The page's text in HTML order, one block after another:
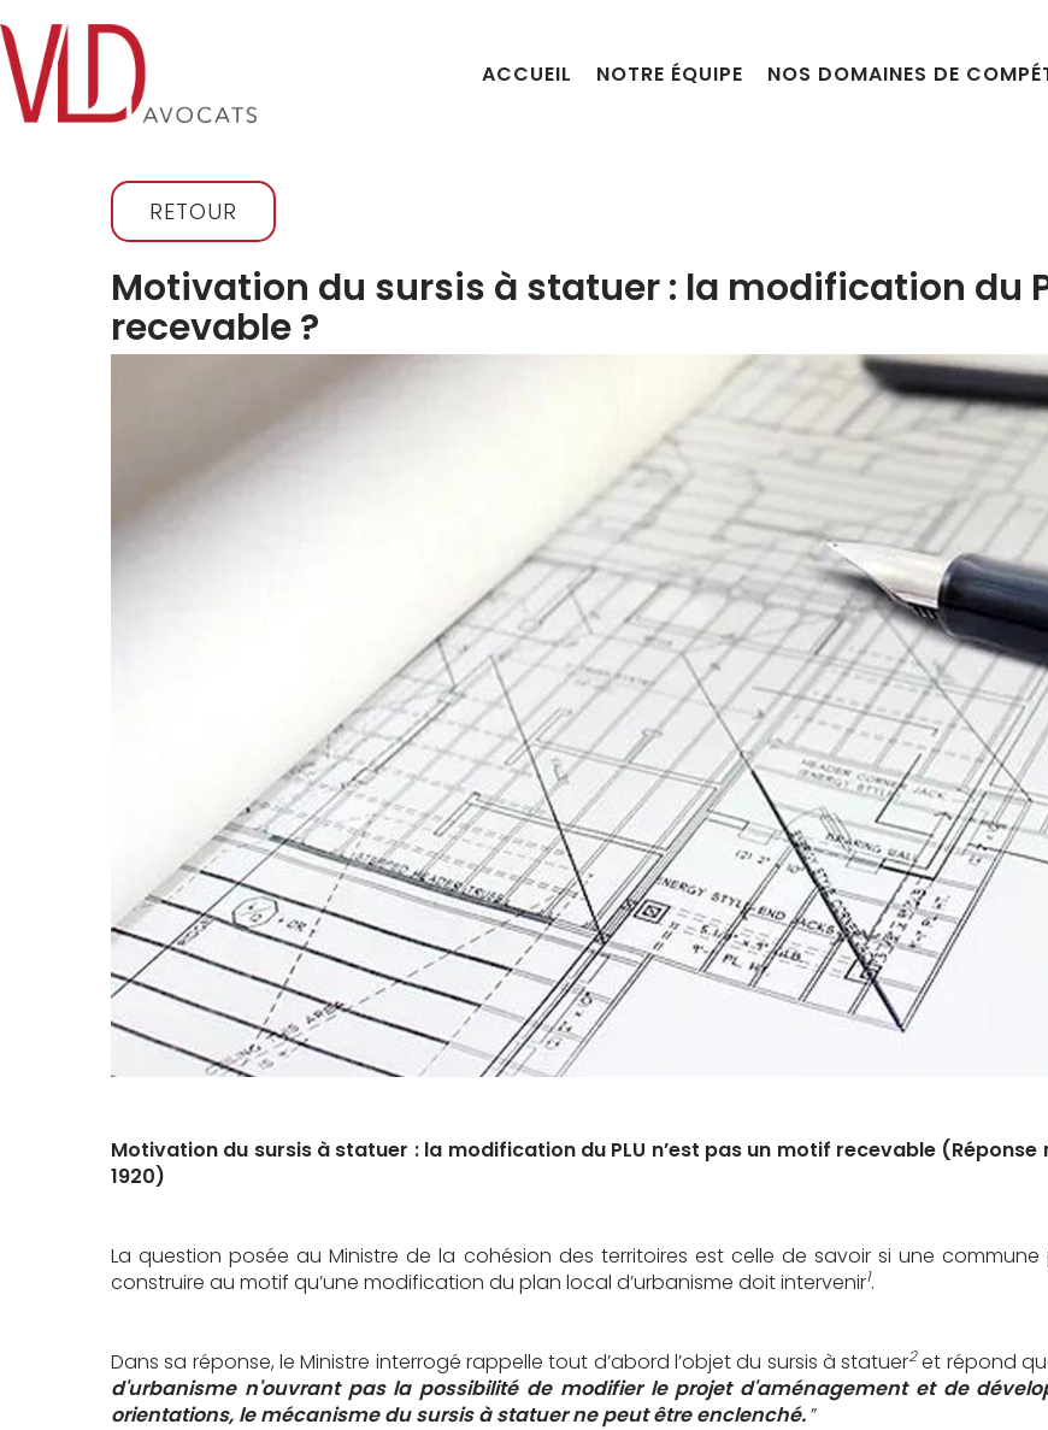
ACCUEIL NOTRE ÉQUIPE NOS DOMAINES DE
RETOUR
Motivation du sursis à statuer : la modification du
recevable ?
Motivation du sursis à statuer : la modification du PLU n’est pas un motif recevable (Réponse
1920)
La question posée au Ministre de la cohésion des territoires est celle de savoir si une
construire au motif qu’une modification du plan local d’urbanisme doit intervenir1.
Dans sa réponse, le Ministre interrogé rappelle tout d’abord l’objet du sursis à statuer2et répond
d'urbanisme n'ouvrant pas la possibilité de modifier le projet d'aménagement et de
orientations, le mécanisme du sursis à statuer ne peut être enclenché.”